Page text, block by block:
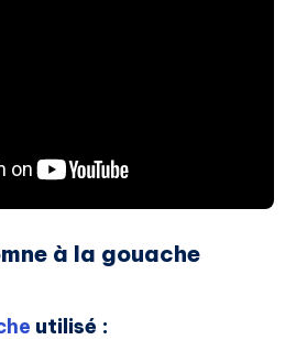
à la gouache
utilisé :